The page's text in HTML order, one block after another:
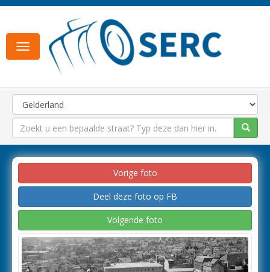
Toggle
navigation
Vorige foto
Deel deze foto op FB
Volgende foto